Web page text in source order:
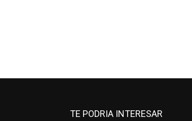
TE PODRIA INTERESAR